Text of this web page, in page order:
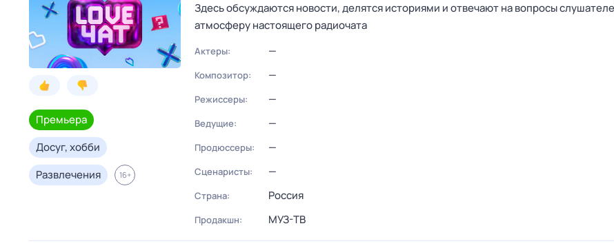
Премьера
Досуг, хобби
Развлечения
16+
Здесь обсуждаются новости, делятся историями и отвечают на вопросы
атмосферу настоящего радиочата
Актеры: —
Композитор: —
Режиссеры: —
Ведущие: —
Продюссеры: —
Сценаристы: —
Страна: Россия
Продакшн: МУЗ-ТВ